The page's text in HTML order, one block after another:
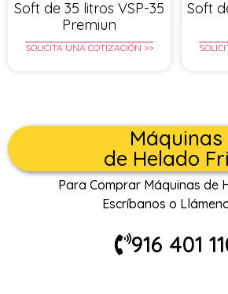
Soft de 35 litros VSP-35
Premiun
SOLICITA UNA COTIZACIÓN >>
Soft
Máquinas
de Helado
Para Comprar Máquinas de
Escríbanos o
916 401